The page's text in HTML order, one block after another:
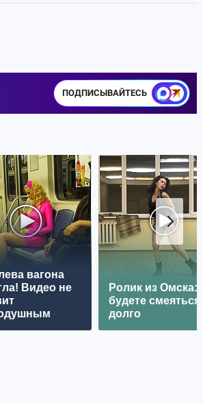
ПОДПИСЫВАЙТЕСЬ
вагона
Видео не
Ролик из Омска:
будете смеяться
долго